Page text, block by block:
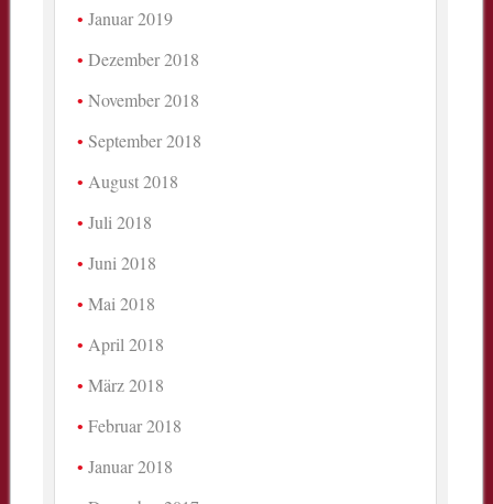
Januar 2019
Dezember 2018
November 2018
September 2018
August 2018
Juli 2018
Juni 2018
Mai 2018
April 2018
März 2018
Februar 2018
Januar 2018